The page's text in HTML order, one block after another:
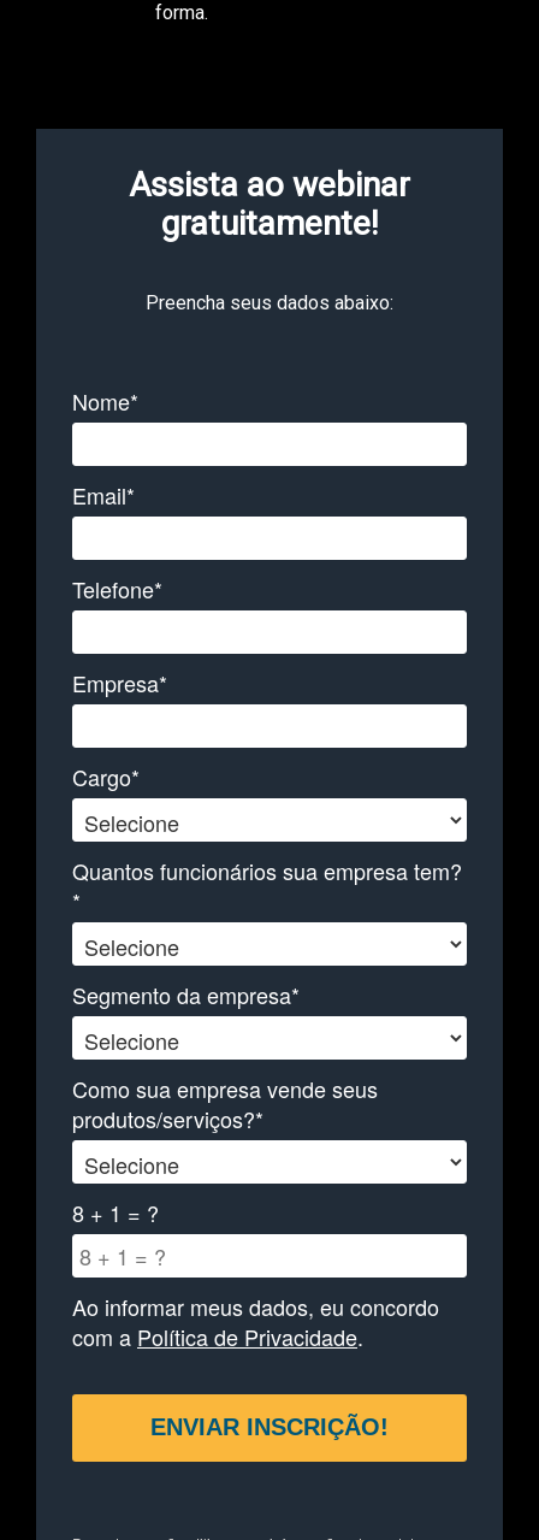
forma.
Assista ao webinar
gratuitamente!
Preencha seus dados abaixo:
Nome*
Email*
Telefone*
Empresa*
Cargo*
Quantos funcionários sua empresa tem?
*
Segmento da empresa*
Como sua empresa vende seus
produtos/serviços?*
8 + 1 = ?
Ao informar meus dados, eu concordo
com a Política de Privacidade.